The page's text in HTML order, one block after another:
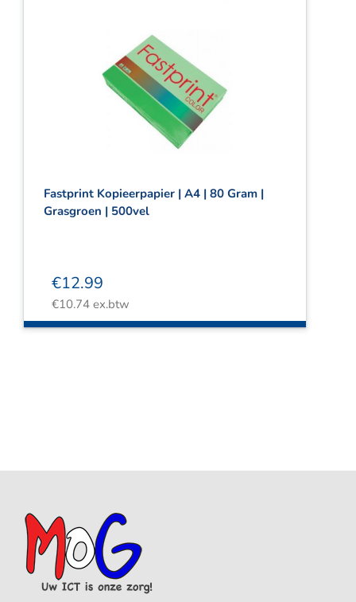
Fastprint Kopieerpapier | A4 | 80 Gram |
Grasgroen | 500vel
€12.99
€10.74ex.btw